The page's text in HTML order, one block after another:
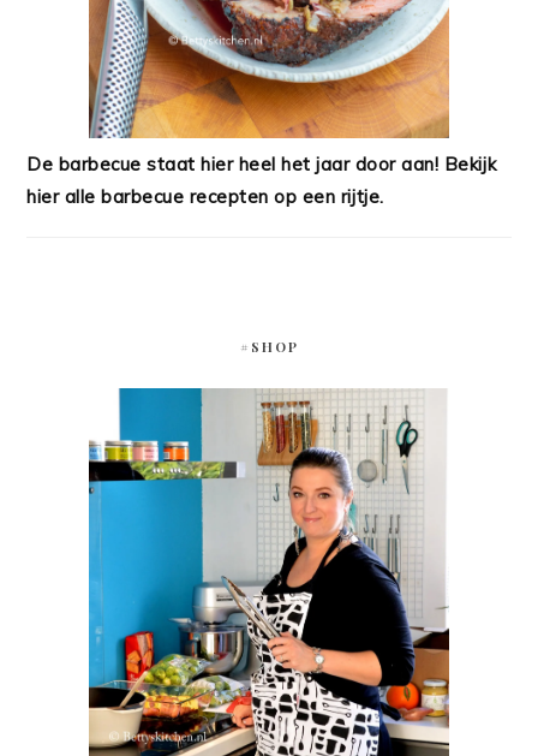
De barbecue staat hier heel het jaar door aan! Bekijk
hier alle barbecue recepten op een rijtje.
#SHOP